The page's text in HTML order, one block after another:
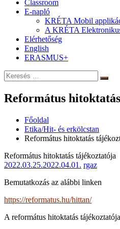
Classroom
E-napló
KRÉTA Mobil
A KRÉTA
Elérhetőség
English
ERASMUS+
Keresés:
Református
Főoldal
Etika/Hit- és erkölcstan
Református hitoktatás
Református hitoktatás tájékoztatója
2022.03.25.2022.04.01. rgaz
Bemutatkozás az alábbi linken
https://reformatus.hu/hittan/
A református hitoktatás tájékoztatója